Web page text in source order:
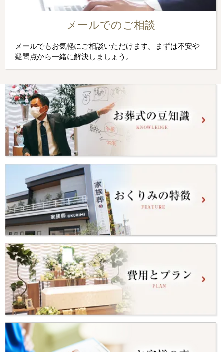
メールでのご相談
メールでもお気軽にご相談いただけます。まずは不安や
疑問点から一緒に解決しましょう。